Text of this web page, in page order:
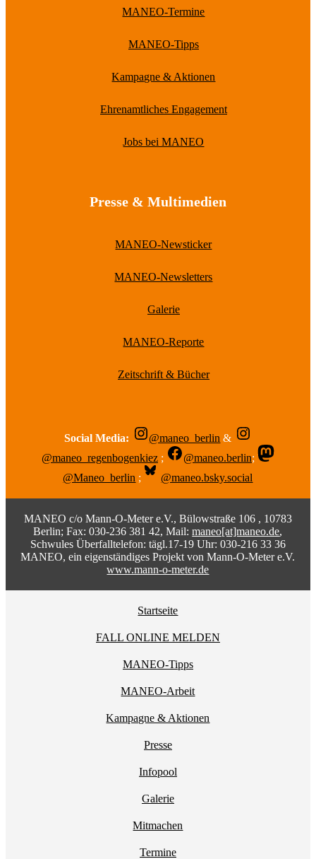
MANEO-Termine
MANEO-Tipps
Kampagne & Aktionen
Ehrenamtliches Engagement
Jobs bei MANEO
Presse & Multimedien
MANEO-Newsticker
MANEO-Newsletters
Galerie
MANEO-Reporte
Zeitschrift & Bücher
Social Media: @maneo_berlin &
@maneo_regenbogenkiez ; @maneo.berlin;
@Maneo_berlin ; @maneo.bsky.social
MANEO c/o Mann-O-Meter e.V., Bülowstraße 106 , 10783
Berlin; Fax: 030-236 381 42, Mail:maneo[at]maneo.de,
Schwules Überfalltelefon: tägl.17-19 Uhr: 030-216 33 36
MANEO, ein eigenständiges Projekt von Mann-O-Meter e.V.
www.mann-o-meter.de
Startseite
FALL ONLINE MELDEN
MANEO-Tipps
MANEO-Arbeit
Kampagne & Aktionen
Presse
Infopool
Galerie
Mitmachen
Termine